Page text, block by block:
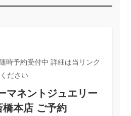
時予約受付中 詳細は当リンク
ださい
マネントジュエリー
本店 ご予約